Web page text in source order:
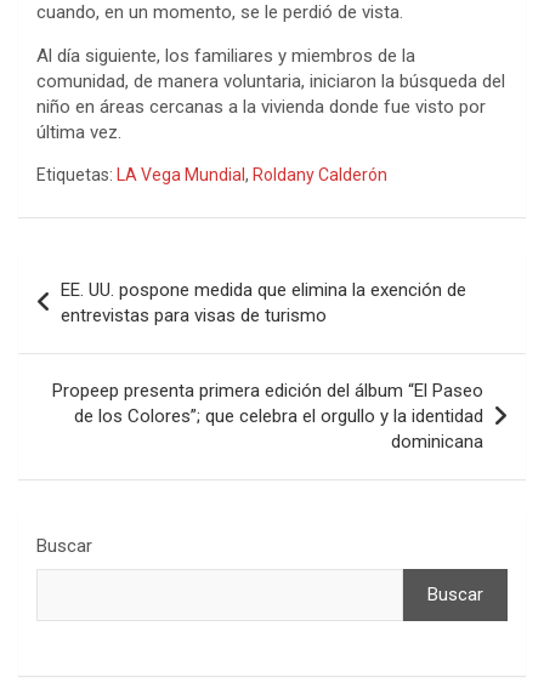
cuando, en un momento, se le perdió de vista.
Al día siguiente, los familiares y miembros de la
comunidad, de manera voluntaria, iniciaron la búsqueda del
niño en áreas cercanas a la vivienda donde fue visto por
última vez.
Etiquetas: LA Vega Mundial , Roldany Calderón
de
entradas
EE. UU. pospone medida que elimina la exención de
entrevistas para visas de turismo
Propeep presenta primera edición del álbum “El Paseo
de los Colores”; que celebra el orgullo y la identidad
dominicana
Buscar
Buscar